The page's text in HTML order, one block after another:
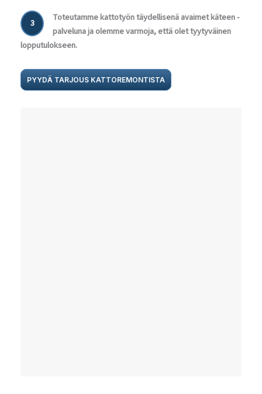
3
Toteutamme kattotyön täydellisenä avaimet käteen -
palveluna ja olemme varmoja, että olet tyytyväinen
lopputulokseen.
PYYDÄ TARJOUS KATTOREMONTISTA